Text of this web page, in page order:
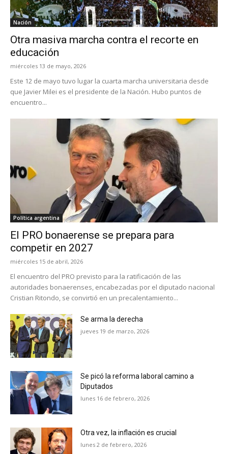
Nación
Otra masiva marcha contra el recorte en
educación
miércoles 13 de mayo, 2026
Este 12 de mayo tuvo lugar la cuarta marcha universitaria desde
que Javier Milei es el presidente de la Nación. Hubo puntos de
encuentro...
Política argentina
El PRO bonaerense se prepara para
competir en 2027
miércoles 15 de abril, 2026
El encuentro del PRO previsto para la ratificación de las
autoridades bonaerenses, encabezadas por el diputado nacional
Cristian Ritondo, se convirtió en un precalentamiento...
Se arma la derecha
jueves 19 de marzo, 2026
Se picó la reforma laboral camino a
Diputados
lunes 16 de febrero, 2026
Otra vez, la inflación es crucial
lunes 2 de febrero, 2026